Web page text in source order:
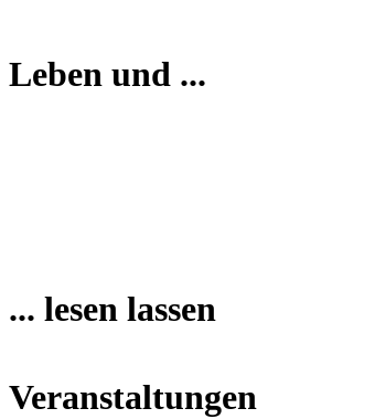
Leben und ...
... lesen lassen
Veranstaltungen